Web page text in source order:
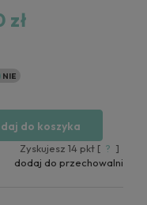
zł
do koszyka
Zyskujesz 14 pkt [ ? ]
dodaj do przechowalni